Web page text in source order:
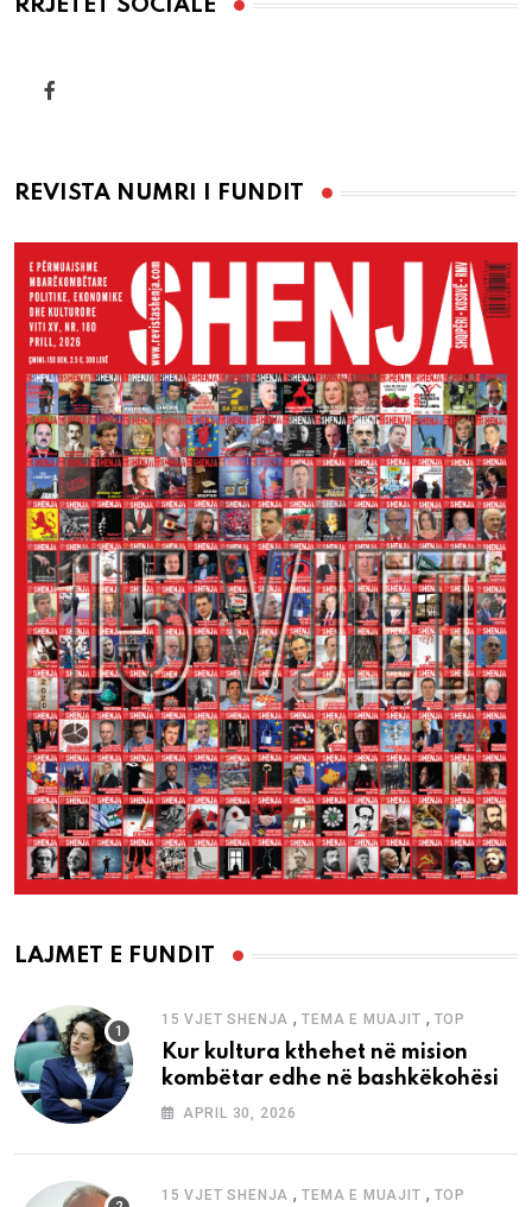
RRJETET SOCIALE
REVISTA NUMRI I FUNDIT
LAJMET E FUNDIT
15 VJET SHENJA ,TEMA E MUAJIT , TOP
Kur kultura kthehet në mision
kombëtar edhe në bashkëkohësi
APRIL 30, 2026
15 VJET SHENJA ,TEMA E MUAJIT , TOP